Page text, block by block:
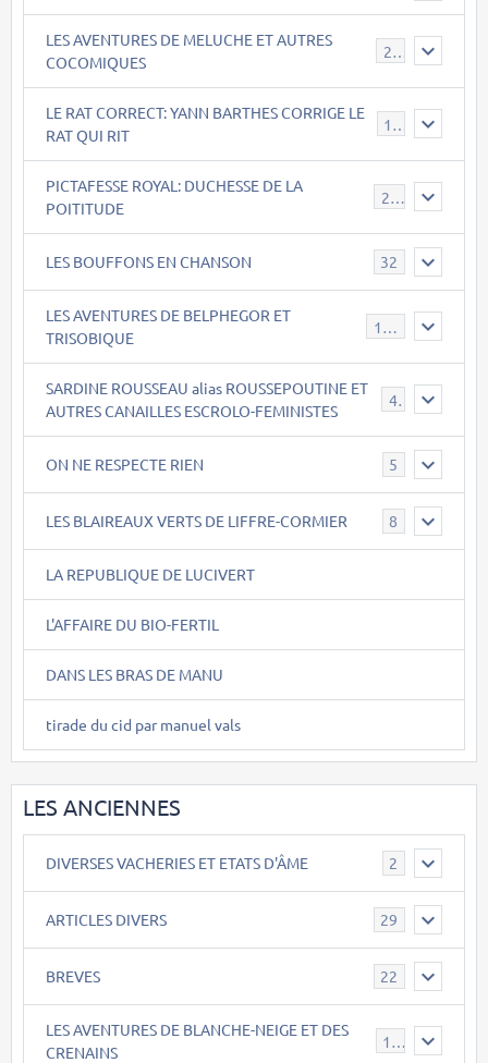
LES AVENTURES DE MELUCHE ET AUTRES
COCOMIQUES
22
LE RAT CORRECT: YANN BARTHES CORRIGE LE
RAT QUI RIT
15
PICTAFESSE ROYAL: DUCHESSE DE LA
POITITUDE
23
LES BOUFFONS EN CHANSON 32
LES AVENTURES DE BELPHEGOR ET
TRISOBIQUE
147
SARDINE ROUSSEAU alias ROUSSEPOUTINE ET
AUTRES CANAILLES ESCROLO-FEMINISTES
40
ON NE RESPECTE RIEN 5
LES BLAIREAUX VERTS DE LIFFRE-CORMIER 8
LA REPUBLIQUE DE LUCIVERT
L'AFFAIRE DU BIO-FERTIL
DANS LES BRAS DE MANU
tirade du cid par manuel vals
LES ANCIENNES
DIVERSES VACHERIES ET ETATS D'ÂME 2
ARTICLES DIVERS 29
BREVES 22
LES AVENTURES DE BLANCHE-NEIGE ET DES
CRENAINS
17